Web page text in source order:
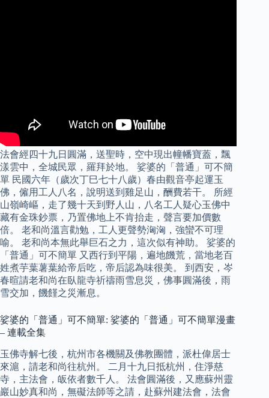
法會經四十九日圓滿，送聖時，空中現出幢幡寶蓋，飄
漾雲中，全城民眾，羅拜於地。 娑婆的「普通」可不簡
單 民國六年（歲次丁巳七十八歲）春由觀音亭起運玉
佛，僱用工人八名，說明送到雞足山，酬費若干。 所經
山嶺崎嶇，走了幾十天到野人山，八名工人疑心玉佛中
藏有金珠鈔票，乃置佛地上不肯抬走，聲言要加價數
倍。 老和尚溫言勸勉，工人更聲勢洶洶，強蠻不可理
喻。 老和尚本無此舉巨石之力，這次似有神助。 娑婆的
「普通」可不簡單 又西行到平陽，遍地饑荒，當地老百
姓煮芋葉薯葉給帝后吃，帝后認為味很美。 到西安，岑
春暄請老和尚在臥龍寺祈禱雨雪息災，佛事圓滿後，雨
雪交加，饑饉之災漸息。
娑婆的「普通」可不簡單: 娑婆的「普通」可不簡單漫畫
– 連載全集
玉佛寺解七後，杭州市各機關及佛教團體，派杜偉居士
來滬，請老和尚往杭州。 二月十九日抵杭州，住淨慈
寺，主法會，皈依者數千人。 法會圓滿後，又應蘇州靈
巖山妙真和尚，無礙法師等之請，赴蘇州建法會，法會